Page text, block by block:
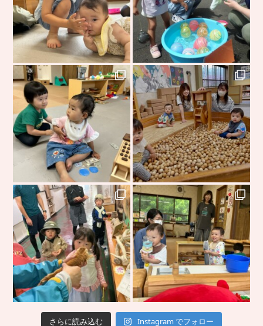
さらに読み込む Instagram でフォロー